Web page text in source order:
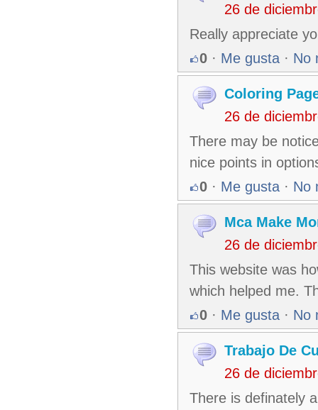
26 de
Really appreciate
0 · Me gusta · No
Coloring
26 de
There may be
nice points in
0 · Me gusta · No
Mca Make
26 de
This website was
which helped me.
0 · Me gusta · No
Trabajo De
26 de
There is definately